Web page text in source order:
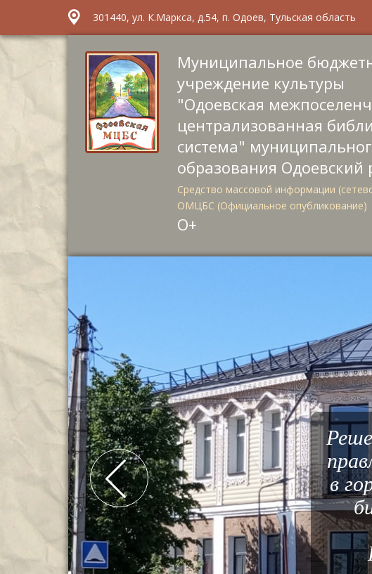
301440, ул. К.Маркса, д.54, п. Одоев, Тульская область
Муниципальное
учреждение культуры
"Одоевская
централизованная
система"
образования Одоевский
Средство массовой информации
ОМЦБС (Официальное опубликование)
О+
в